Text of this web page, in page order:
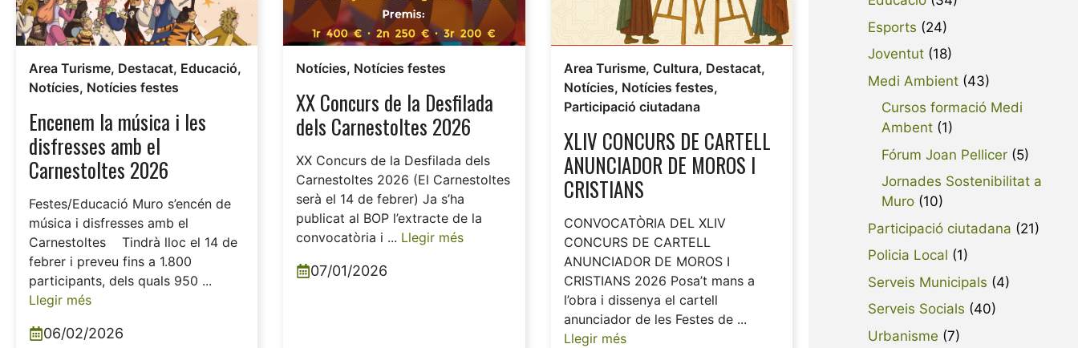
Area Turisme, Destacat, Educació,
Notícies, Notícies festes
Encenem la música i les
disfresses amb el
Carnestoltes 2026
Festes/Educació Muro s’encén de
música i disfresses amb el
Carnestoltes Tindrà lloc el 14 de
febrer i preveu fins a 1.800
participants, dels quals 950 ...
Llegir més
06/02/2026
Notícies, Notícies festes
XX Concurs de la Desfilada
dels Carnestoltes 2026
XX Concurs de la Desfilada dels
Carnestoltes 2026 (El Carnestoltes
serà el 14 de febrer) Ja s’ha
publicat al BOP l’extracte de la
convocatòria i ... Llegir més
07/01/2026
Area Turisme, Cultura, Destacat,
Notícies, Notícies festes,
Participació ciutadana
XLIV CONCURS DE CARTELL
ANUNCIADOR DE MOROS I
CRISTIANS
CONVOCATÒRIA DEL XLIV
CONCURS DE CARTELL
ANUNCIADOR DE MOROS I
CRISTIANS 2026 Posa’t mans a
l’obra i dissenya el cartell
anunciador de les Festes de ...
Llegir més
Esports (24)
Joventut (18)
Medi Ambient (43)
Cursos formació Medi
Ambent (1)
Fórum Joan Pellicer (5)
Jornades Sostenibilitat a
Muro (10)
Participació ciutadana (21)
Policia Local (1)
Serveis Municipals (4)
Serveis Socials (40)
Urbanisme (7)